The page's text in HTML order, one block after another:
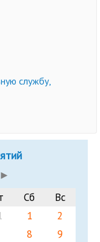
службу,
►
Сб
Вс
1
2
8
9